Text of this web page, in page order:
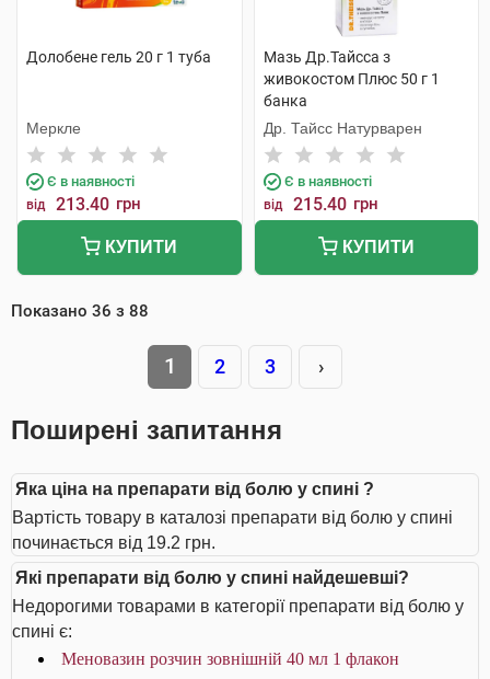
Долобене гель 20 г 1 туба
Меркле
Є в наявності
від 213.40 грн
КУПИТИ
Мазь Др.Тайсса з
живокостом Плюс 50 г 1
банка
Др. Тайсс Натурварен
Є в наявності
від 215.40 грн
КУПИТИ
Показано 36 з 88
1 2 3 ›
Поширені запитання
Яка ціна на препарати від болю у спині ?
Вартість товару в каталозі препарати від болю у спині
починається від 19.2 грн.
Які препарати від болю у спині найдешевші?
Недорогими товарами в категорії препарати від болю у
спині є:
Меновазин розчин зовнішній 40 мл 1 флакон